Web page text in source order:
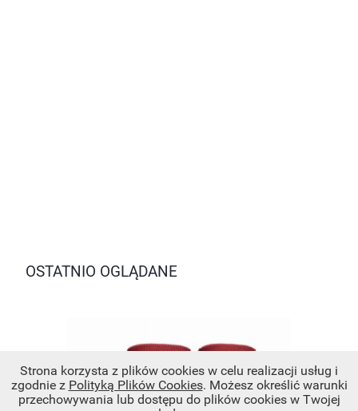
Strona korzysta z plików cookies w celu realizacji usług i
zgodnie z Polityką Plików Cookies. Możesz określić warunki
przechowywania lub dostępu do plików cookies w Twojej
OSTATNIO OGLĄDANE